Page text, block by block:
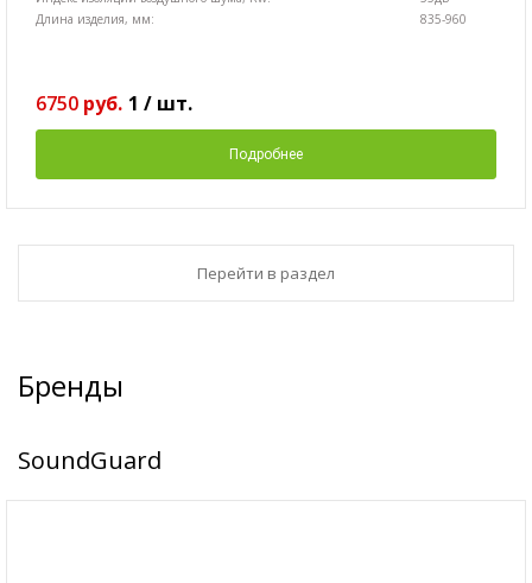
Длина изделия, мм:
835-960
6750 руб. 1 / шт.
Подробнее
Перейти в раздел
Бренды
SoundGuard